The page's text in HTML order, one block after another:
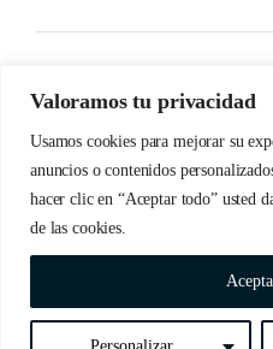
Valoramos tu privacidad
Usamos cookies para mejorar su
anuncios o contenidos
hacer clic en “Aceptar todo” usted
de las cookies.
Personalizar